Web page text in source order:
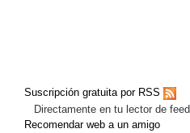
Suscripción gratuita por RSS
Directamente en tu lector de feed
Recomendar web a un amigo